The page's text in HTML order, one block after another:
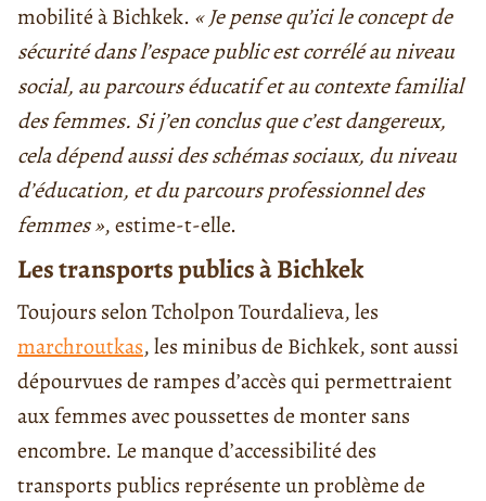
mobilité à Bichkek. « Je pense qu’ici le concept de
sécurité dans l’espace public est corrélé au niveau
social, au parcours éducatif et au contexte familial
des femmes. Si j’en conclus que c’est dangereux,
cela dépend aussi des schémas sociaux, du niveau
d’éducation, et du parcours professionnel des
femmes », estime-t-elle.
Les transports publics à Bichkek
Toujours selon Tcholpon Tourdalieva, les
marchroutkas, les minibus de Bichkek, sont aussi
dépourvues de rampes d’accès qui permettraient
aux femmes avec poussettes de monter sans
encombre. Le manque d’accessibilité des
transports publics représente un problème de